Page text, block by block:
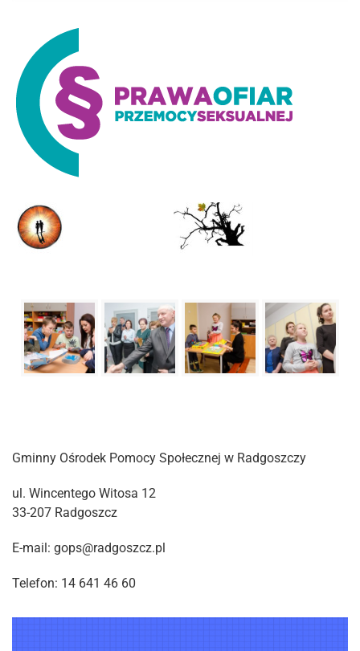
Gminny Ośrodek Pomocy Społecznej w Radgoszczy
ul. Wincentego Witosa 12
33-207 Radgoszcz
E-mail: gops@radgoszcz.pl
Telefon: 14 641 46 60